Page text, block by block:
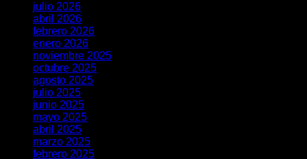
julio 2026
abril 2026
febrero 2026
enero 2026
noviembre 2025
octubre 2025
agosto 2025
julio 2025
junio 2025
mayo 2025
abril 2025
marzo 2025
febrero 2025